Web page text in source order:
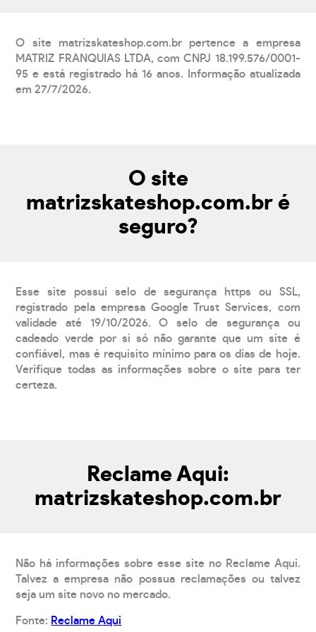
O site matrizskateshop.com.br pertence a empresa
MATRIZ FRANQUIAS LTDA, com CNPJ 18.199.576/0001-
95 e está registrado há 16 anos. Informação atualizada
em 27/7/2026.
O site
matrizskateshop.com.br é
seguro?
Esse site possui selo de segurança https ou SSL,
registrado pela empresa Google Trust Services, com
validade até 19/10/2026. O selo de segurança ou
cadeado verde por si só não garante que um site é
confiável, mas é requisito mínimo para os dias de hoje.
Verifique todas as informações sobre o site para ter
certeza.
Reclame Aqui:
matrizskateshop.com.br
Não há informações sobre esse site no Reclame Aqui.
Talvez a empresa não possua reclamações ou talvez
seja um site novo no mercado.
Fonte: Reclame Aqui